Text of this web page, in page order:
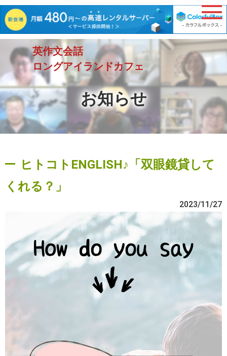
英作文会話
ロングアイランドカフェ
お知らせ
ヒトコトENGLISH♪「双眼鏡貸して
くれる？」
2023/11/27
プ
レ
ー